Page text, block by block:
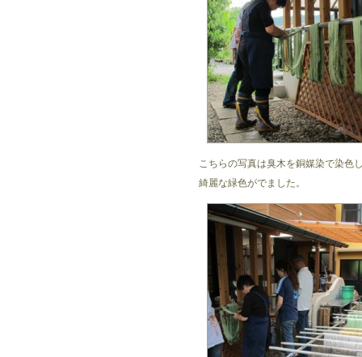
こちらの写真は臭木を銅媒染で染色
綺麗な緑色がでました。